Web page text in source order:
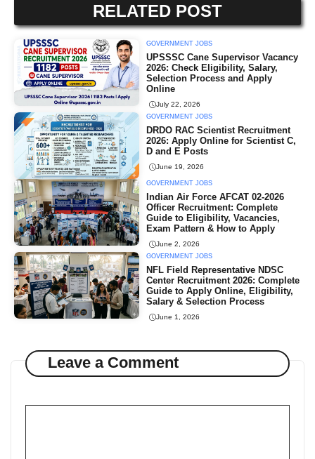
RELATED POST
GOVERNMENT JOBS
UPSSSC Cane Supervisor Vacancy
2026: Check Eligibility, Salary,
Selection Process and Apply
Online
July 22, 2026
GOVERNMENT JOBS
DRDO RAC Scientist Recruitment
2026: Apply Online for Scientist C,
D and E Posts
June 19, 2026
GOVERNMENT JOBS
Indian Air Force AFCAT 02-2026
Officer Recruitment: Complete
Guide to Eligibility, Vacancies,
Exam Pattern & How to Apply
June 2, 2026
GOVERNMENT JOBS
NFL Field Representative NDSC
Center Recruitment 2026: Complete
Guide to Apply Online, Eligibility,
Salary & Selection Process
June 1, 2026
Leave a Comment